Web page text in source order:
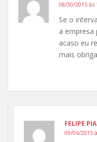
08/30/2015 às
Se o
a empresa
acaso eu
mais
FELIPE
09/06/2015